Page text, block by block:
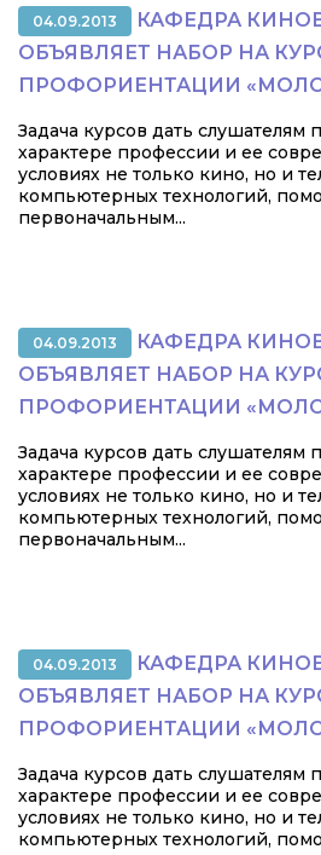
04.09.2013
КАФЕДРА
ОБЪЯВЛЯЕТ НАБОР НА
ПРОФОРИЕНТАЦИИ
Задача курсов дать слушателям
характере профессии и ее
условиях не только кино, но и
компьютерных технологий,
первоначальным...
04.09.2013
КАФЕДРА
ОБЪЯВЛЯЕТ НАБОР НА
ПРОФОРИЕНТАЦИИ
Задача курсов дать слушателям
характере профессии и ее
условиях не только кино, но и
компьютерных технологий,
первоначальным...
04.09.2013
КАФЕДРА
ОБЪЯВЛЯЕТ НАБОР НА
ПРОФОРИЕНТАЦИИ
Задача курсов дать слушателям
характере профессии и ее
условиях не только кино, но и
компьютерных технологий,